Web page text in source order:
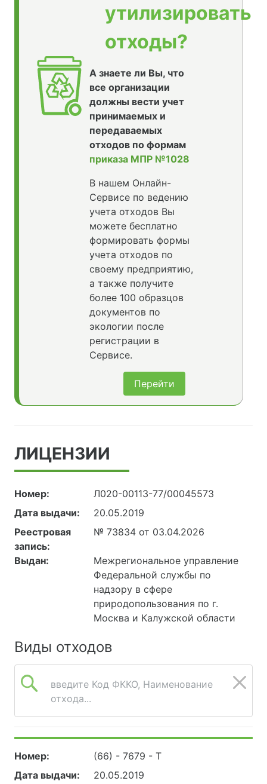
утилизировать
отходы?
А знаете ли Вы, что
все организации
должны вести учет
принимаемых и
передаваемых
отходов по формам
приказа МПР №1028
В нашем Онлайн-
Сервисе по ведению
учета отходов Вы
можете бесплатно
формировать формы
учета отходов по
своему предприятию,
а также получите
более 100 образцов
документов по
экологии после
регистрации в
Сервисе.
Перейти
ЛИЦЕНЗИИ
Номер:
Л020-00113-77/00045573
Дата выдачи:
20.05.2019
Реестровая
запись:
№ 73834 от 03.04.2026
Выдан:
Межрегиональное управление
Федеральной службы по
надзору в сфере
природопользования по г.
Москва и Калужской области
Виды отходов
введите Код ФККО, Наименование
отхода...
Номер:
(66) - 7679 - Т
Дата выдачи:
20.05.2019